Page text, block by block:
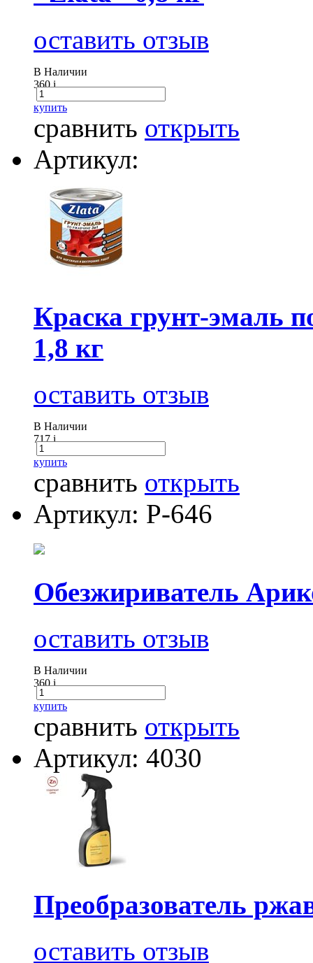
оставить отзыв
В Наличии
360i
купить
сравнить открыть
Артикул:
Краска грунт-
1,8 кг
оставить отзыв
В Наличии
717i
купить
сравнить открыть
Артикул: Р-646
Обезжириватель
оставить отзыв
В Наличии
360i
купить
сравнить открыть
Артикул: 4030
Преобразователь
оставить отзыв